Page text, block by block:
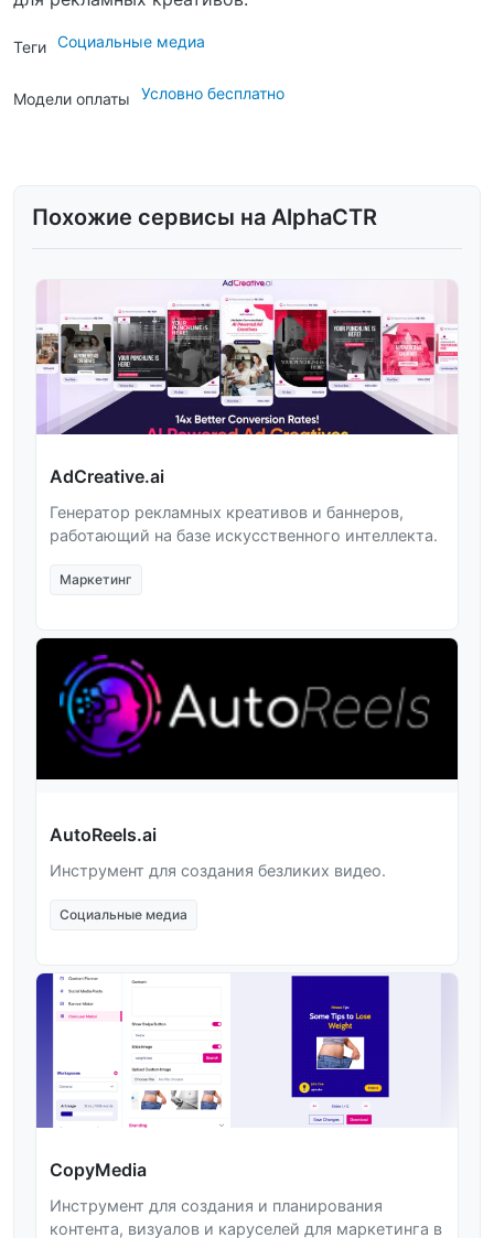
Теги Социальные медиа
Модели оплаты Условно бесплатно
Похожие сервисы на AlphaCTR
AdCreative.ai
Генератор рекламных креативов и баннеров,
работающий на базе искусственного интеллекта.
Маркетинг
AutoReels.ai
Инструмент для создания безликих видео.
Социальные медиа
CopyMedia
Инструмент для создания и планирования
контента, визуалов и каруселей для маркетинга в